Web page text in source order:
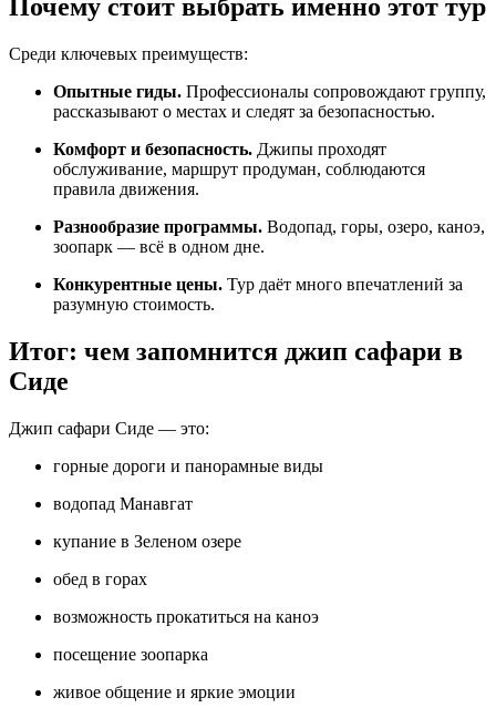
Почему стоит выбрать именно этот тур
Среди ключевых преимуществ:
Опытные гиды. Профессионалы сопровождают группу,
рассказывают о местах и следят за безопасностью.
Комфорт и безопасность. Джипы проходят
обслуживание, маршрут продуман, соблюдаются
правила движения.
Разнообразие программы. Водопад, горы, озеро, каноэ,
зоопарк — всё в одном дне.
Конкурентные цены. Тур даёт много впечатлений за
разумную стоимость.
Итог: чем запомнится джип сафари в
Сиде
Джип сафари Сиде — это:
горные дороги и панорамные виды
водопад Манавгат
купание в Зеленом озере
обед в горах
возможность прокатиться на каноэ
посещение зоопарка
живое общение и яркие эмоции